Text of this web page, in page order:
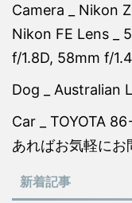
Camera _ Nikon
Nikon FE Lens _
f/1.8D, 58mm f/
Dog _ Australian
Car _ TOYOTA
あればお気軽にお
新着記事